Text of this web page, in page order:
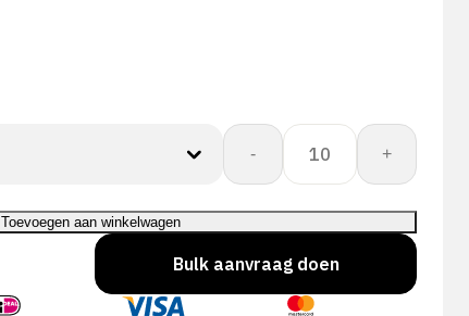
-
Showa
490
aantal
+
Toevoegen aan winkelwagen
Bulk aanvraag doen